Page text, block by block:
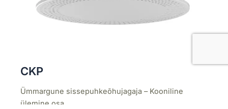
CKP
Ümmargune sissepuhkeõhujagaja – Kooniline
ülemine osa